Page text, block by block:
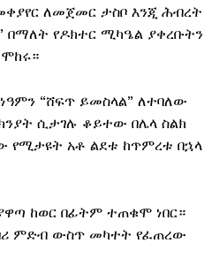
ለመጀመር ታስቦ እንጂ ሕብረት
በማለት የዶክተር ሚካዔል ያቀረቡትን
“ሸፍጥ ይመስላል” ለተባለው
ሲታገሉ ቆይተው በሌላ ስልክ
የሚታዩት አቶ ልደቱ ከጥምረቱ በኋላ
ከወር በፊትም ተጠቁሞ ነበር።
ምድብ ውስጥ መካተት የፈጠረው